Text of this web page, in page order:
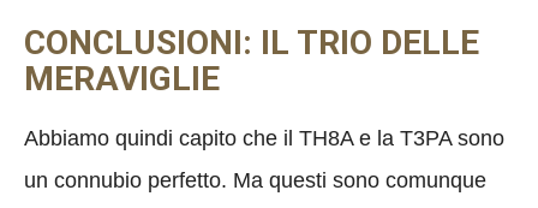
CONCLUSIONI: IL TRIO DELLE
MERAVIGLIE
Abbiamo quindi capito che il TH8A e la T3PA sono
un connubio perfetto. Ma questi sono comunque